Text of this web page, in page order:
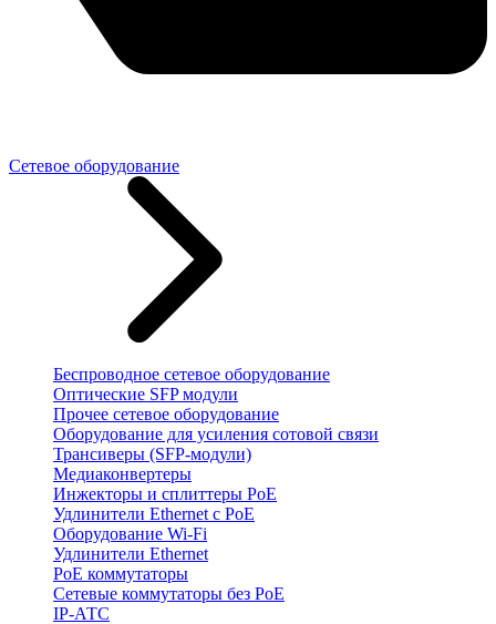
Сетевое оборудование
Беспроводное сетевое оборудование
Оптические SFP модули
Прочее сетевое оборудование
Оборудование для усиления сотовой связи
Трансиверы (SFP-модули)
Медиаконвертеры
Инжекторы и сплиттеры PoE
Удлинители Ethernet с PoE
Оборудование Wi-Fi
Удлинители Ethernet
PoE коммутаторы
Сетевые коммутаторы без PoE
IP-АТС